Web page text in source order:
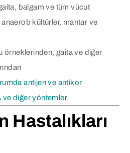
balgam ve tüm vücut
anaerob kültürler, mantar ve
örneklerinden, gaita ve diğer
antijen ve antikor
ve diğer yöntemler
Hastalıkları